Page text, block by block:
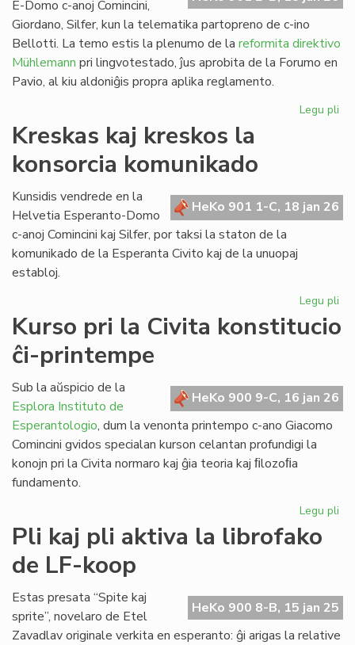
E-Domo c-anoj Comincini,
Giordano, Silfer, kun la telematika partopreno de c-ino
Bellotti. La temo estis la plenumo de la reformita direktivo
Mühlemann pri lingvotestado, ĵus aprobita de la Forumo en
Pavio, al kiu aldoniĝis propra aplika reglamento.
Legu pli
Kreskas kaj kreskos la
konsorcia komunikado
HeKo 901 1-C, 18 jan 26
Kunsidis vendrede en la
Helvetia Esperanto-Domo
c-anoj Comincini kaj Silfer, por taksi la staton de la
komunikado de la Esperanta Civito kaj de la unuopaj
establoj.
Legu pli
kaj
Kurso pri la Civita konstitucio
ĉi-printempe
HeKo 900 9-C, 16 jan 26
Sub la aŭspicio de la
Esplora Instituto de
Esperantologio, dum la venonta printempo c-ano Giacomo
Comincini gvidos specialan kurson celantan profundigi la
konojn pri la Civita normaro kaj ĝia teoria kaj ﬁlozoﬁa
fundamento.
Legu pli
Pli kaj pli aktiva la librofako
de LF-koop
HeKo 900 8-B, 15 jan 25
Estas presata “Spite kaj
sprite”, novelaro de Etel
Zavadlav originale verkita en esperanto: ĝi arigas la relative